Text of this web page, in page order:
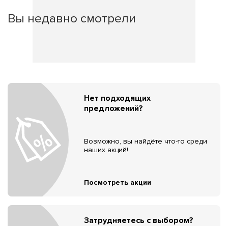
Вы недавно смотрели
Нет подходящих
предложений?
Возможно, вы найдёте что-то среди
наших акций!
Посмотреть акции
Затрудняетесь с выбором?